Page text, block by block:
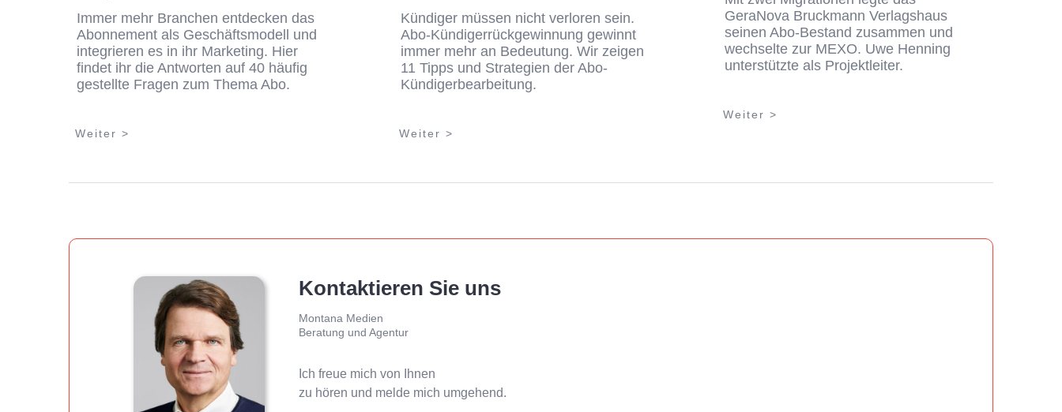
Immer mehr Branchen entdecken das
Abonnement als Geschäftsmodell und
integrieren es in ihr Marketing. Hier
findet ihr die Antworten auf 40 häufig
gestellte Fragen zum Thema Abo.
Weiter >
Kündiger müssen nicht verloren sein.
Abo-Kündigerrückgewinnung gewinnt
immer mehr an Bedeutung. Wir zeigen
11 Tipps und Strategien der Abo-
Kündigerbearbeitung.
Weiter >
GeraNova Bruckmann Verlagshaus
seinen Abo-Bestand zusammen und
wechselte zur MEXO. Uwe Henning
unterstützte als Projektleiter.
Weiter >
Kontaktieren Sie uns
Montana Medien
Beratung und Agentur
Ich freue mich von Ihnen
zu hören und melde mich umgehend.